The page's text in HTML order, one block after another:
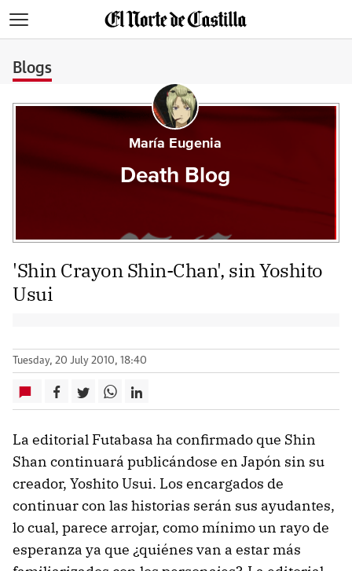
Blogs
María Eugenia
Death Blog
'Shin Crayon Shin-Chan', sin Yoshito
Usui
Tuesday, 20 July 2010, 18:40
La editorial Futabasa ha confirmado que Shin
Shan continuará publicándose en Japón sin su
creador, Yoshito Usui. Los encargados de
continuar con las historias serán sus ayudantes,
lo cual, parece arrojar, como mínimo un rayo de
esperanza ya que ¿quiénes van a estar más